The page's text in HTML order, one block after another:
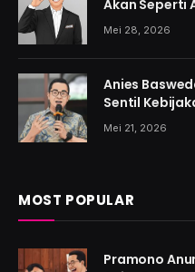
Akan Seperti
Mei 28, 2026
Anies
Sentil
Mei 21, 2026
MOST POPULAR
Pramono